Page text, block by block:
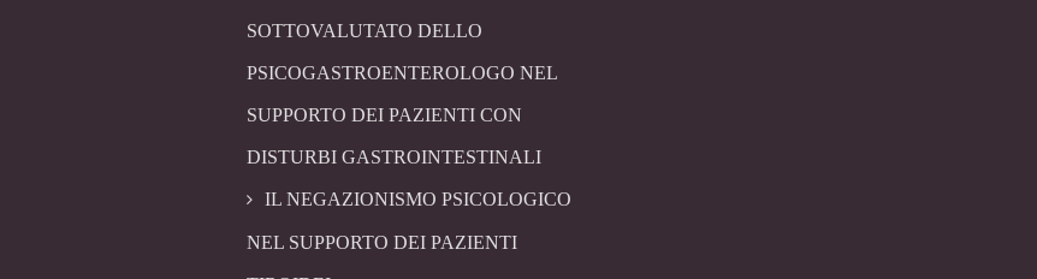
SOTTOVALUTATO DELLO
PSICOGASTROENTEROLOGO NEL
SUPPORTO DEI PAZIENTI CON
DISTURBI GASTROINTESTINALI
IL NEGAZIONISMO PSICOLOGICO
NEL SUPPORTO DEI PAZIENTI